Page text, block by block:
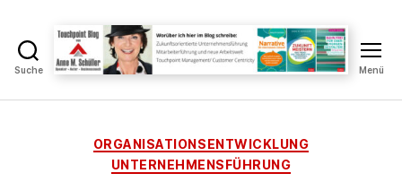
Suche
Touchpoint
Blog
M.
Schüller
Menü
Kategorien
ORGANISATIONSENTWICKLUNG
UNTERNEHMENSFÜHRUNG